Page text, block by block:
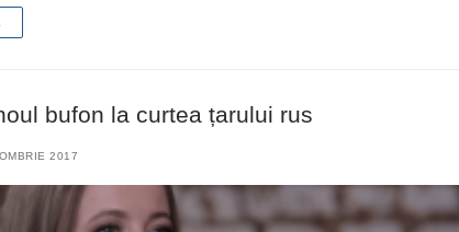
bufon la curtea țarului rus
2017